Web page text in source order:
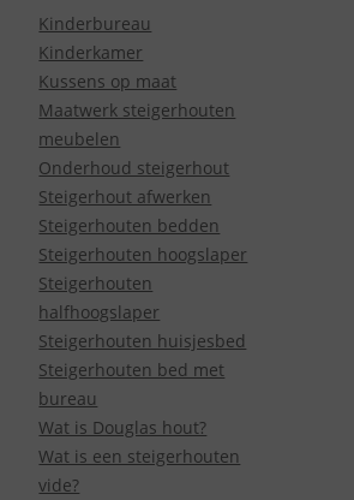
Kinderbureau
Kinderkamer
Kussens op maat
Maatwerk steigerhouten
meubelen
Onderhoud steigerhout
Steigerhout afwerken
Steigerhouten bedden
Steigerhouten hoogslaper
Steigerhouten
halfhoogslaper
Steigerhouten huisjesbed
Steigerhouten bed met
bureau
Wat is Douglas hout?
Wat is een steigerhouten
vide?